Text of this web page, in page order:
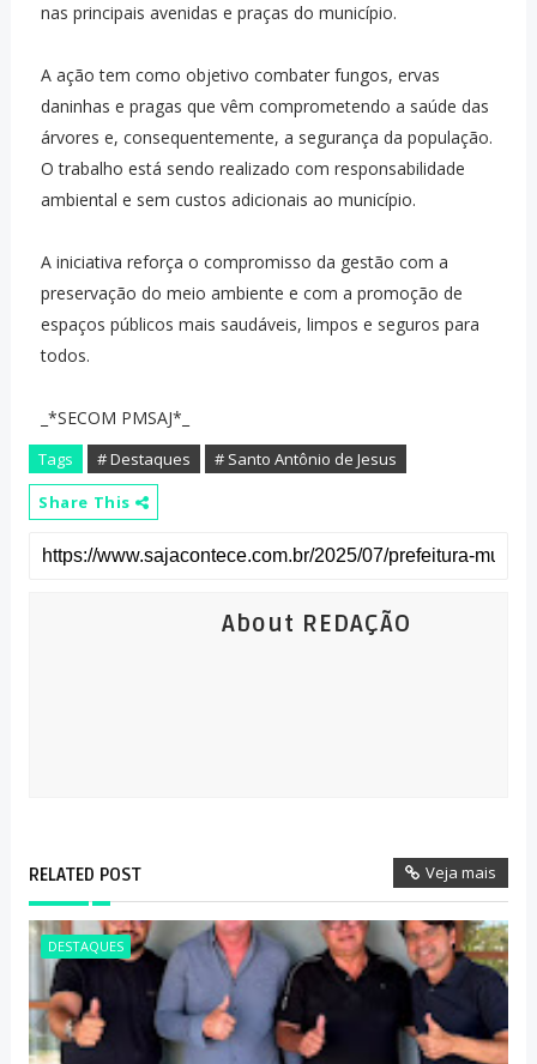
nas principais avenidas e praças do município.
A ação tem como objetivo combater fungos, ervas
daninhas e pragas que vêm comprometendo a saúde das
árvores e, consequentemente, a segurança da população.
O trabalho está sendo realizado com responsabilidade
ambiental e sem custos adicionais ao município.
A iniciativa reforça o compromisso da gestão com a
preservação do meio ambiente e com a promoção de
espaços públicos mais saudáveis, limpos e seguros para
todos.
_*SECOM PMSAJ*_
Tags # Destaques
# Santo Antônio de Jesus
Share This
About REDAÇÃO
RELATED POST Veja mais
DESTAQUES